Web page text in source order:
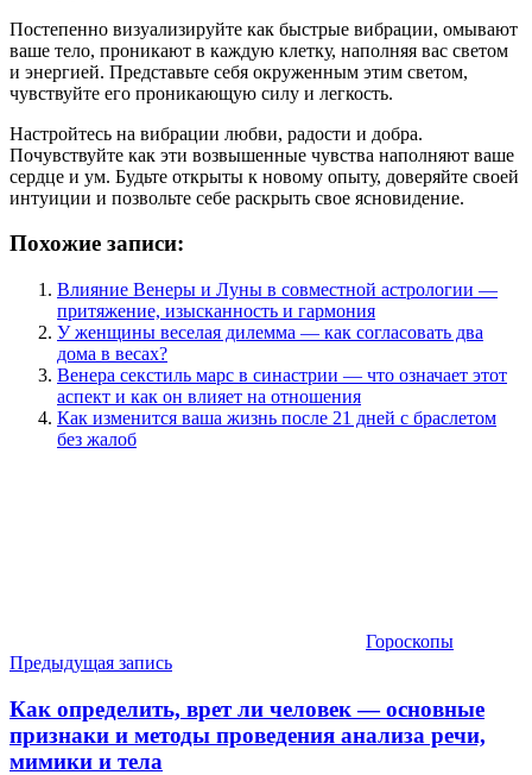
Постепенно визуализируйте как быстрые вибрации, омывают
ваше тело, проникают в каждую клетку, наполняя вас светом
и энергией. Представьте себя окруженным этим светом,
чувствуйте его проникающую силу и легкость.
Настройтесь на вибрации любви, радости и добра.
Почувствуйте как эти возвышенные чувства наполняют ваше
сердце и ум. Будьте открыты к новому опыту, доверяйте своей
интуиции и позвольте себе раскрыть свое ясновидение.
Похожие записи:
Влияние Венеры и Луны в совместной астрологии —
притяжение, изысканность и гармония
У женщины веселая дилемма — как согласовать два
дома в весах?
Венера секстиль марс в синастрии — что означает этот
аспект и как он влияет на отношения
Как изменится ваша жизнь после 21 дней с браслетом
без жалоб
Гороскопы
Навигация
по
записям
Предыдущая запись
Как определить, врет ли человек — основные
признаки и методы проведения анализа речи,
мимики и тела